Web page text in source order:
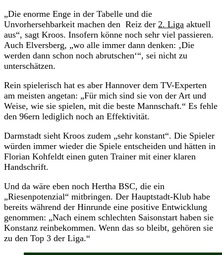
„Die enorme Enge in der Tabelle und die
Unvorhersehbarkeit machen den Reiz der 2. Liga aktuell
aus“, sagt Kroos. Insofern könne noch sehr viel passieren.
Auch Elversberg, „wo alle immer dann denken: ‚Die
werden dann schon noch abrutschen‘“, sei nicht zu
unterschätzen.
Rein spielerisch hat es aber Hannover dem TV-Experten
am meisten angetan: „Für mich sind sie von der Art und
Weise, wie sie spielen, mit die beste Mannschaft.“ Es fehle
den 96ern lediglich noch an Effektivität.
Darmstadt sieht Kroos zudem „sehr konstant“. Die Spieler
würden immer wieder die Spiele entscheiden und hätten in
Florian Kohfeldt einen guten Trainer mit einer klaren
Handschrift.
Und da wäre eben noch Hertha BSC, die ein
„Riesenpotenzial“ mitbringen. Der Hauptstadt-Klub habe
bereits während der Hinrunde eine positive Entwicklung
genommen: „Nach einem schlechten Saisonstart haben sie
Konstanz reinbekommen. Wenn das so bleibt, gehören sie
zu den Top 3 der Liga.“